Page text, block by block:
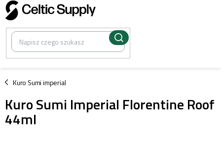
Przejść
do
treści
Kuro Sumi imperial
/
Kuro Sumi Imperial Florentine Roof
44ml